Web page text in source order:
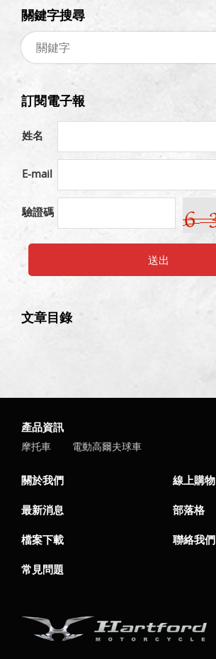
關鍵字搜尋
訂閱電子報
姓名
E-mail
驗證碼
送出
文章目錄
產品資訊
摩托車 電動高爾夫球車
關於我們 線上購物
最新消息 部落格
檔案下載 聯絡我們
常見問題